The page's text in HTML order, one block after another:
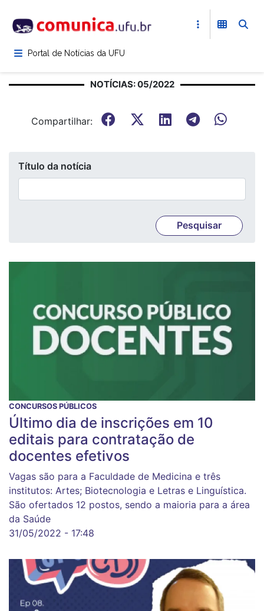
para
conteúdoPortal de Notícias da UFU
NOTÍCIAS: 05/2022
Compartilhar:
Título da notícia
CONCURSOS PÚBLICOS
Último dia de inscrições em 10
editais para contratação de
docentes efetivos
Vagas são para a Faculdade de Medicina e três
institutos: Artes; Biotecnologia e Letras e Linguística.
São ofertados 12 postos, sendo a maioria para a área
da Saúde
31/05/2022 - 17:48